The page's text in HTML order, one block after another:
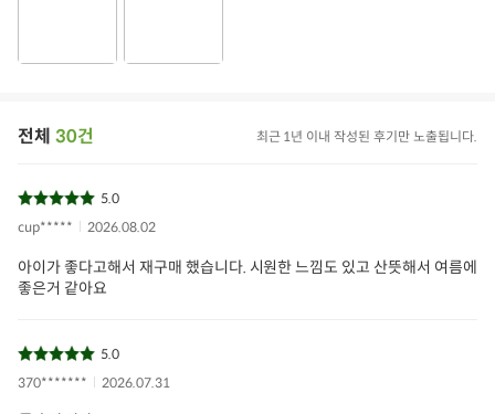
전체 30건 최근 1년 이내 작성된 후기만 노출됩니다.
5.0
cup*****
2026.08.02
아이가 좋다고해서 재구매 했습니다. 시원한 느낌도 있고 산뜻해서 여름에
좋은거 같아요
5.0
370*******
2026.07.31